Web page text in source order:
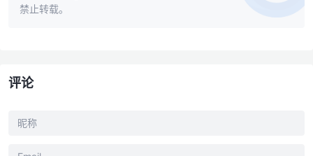
禁止转载。
评论